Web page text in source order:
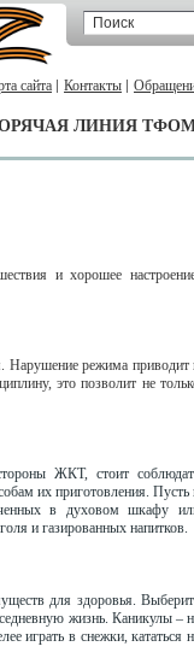
сайта Контакты
ЛИНИЯ
и хорошее
Нарушение режима приводит
это позволит не
ЖКТ, стоит
их приготовления. Пусть
в духовом шкафу
и газированных напитков.
для здоровья.
жизнь. Каникулы –
играть в снежки, кататься